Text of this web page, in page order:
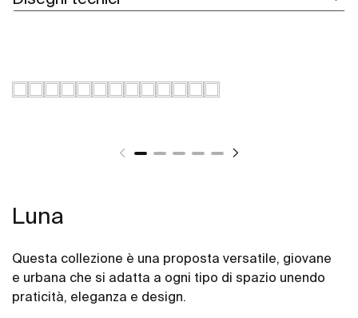
Luna
Questa collezione è una proposta versatile, giovane
e urbana che si adatta a ogni tipo di spazio unendo
praticità, eleganza e design.